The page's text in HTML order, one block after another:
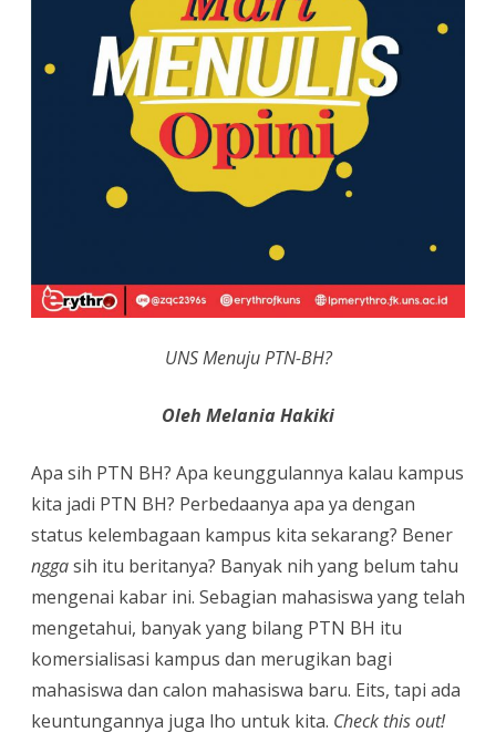
UNS Menuju PTN-BH?
Oleh Melania Hakiki
Apa sih PTN BH? Apa keunggulannya kalau kampus
kita jadi PTN BH? Perbedaanya apa ya dengan
status kelembagaan kampus kita sekarang? Bener
nggasih itu beritanya? Banyak nih yang belum tahu
mengenai kabar ini. Sebagian mahasiswa yang telah
mengetahui, banyak yang bilang PTN BH itu
komersialisasi kampus dan merugikan bagi
mahasiswa dan calon mahasiswa baru. Eits, tapi ada
keuntungannya juga lho untuk kita. Check this out!